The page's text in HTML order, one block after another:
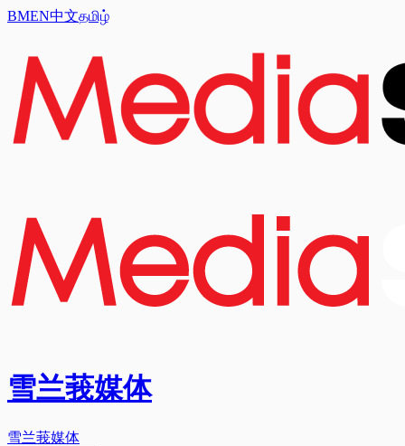
BMEN中文தமிழ்
雪兰莪媒体
雪兰莪媒体